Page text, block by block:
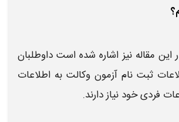
مقاله نیز اشاره شده است داوطلبان
ثبت نام آزمون وکالت به اطلاعات
فردی خود نیاز دارند.